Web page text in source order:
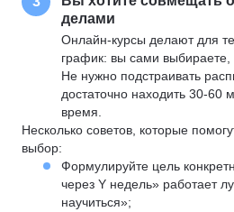
делами
Онлайн-курсы делают для
график: вы сами выбираете,
Не нужно подстраивать
достаточно находить 30-60
время.
Несколько советов, которые
выбор:
Формулируйте цель
через Y недель» работает
научиться»;